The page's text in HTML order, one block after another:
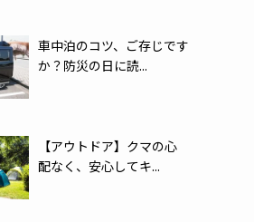
車中泊のコツ、ご存じです
か？防災の日に読...
【アウトドア】クマの心
配なく、安心してキ...